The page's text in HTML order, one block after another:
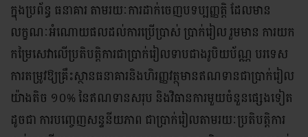
ក្នុងប្រព័ន្ធ ធនាគារ តាមរយៈការដាក់ចេញបទប្បញ្ញត្តិ ដែលមាន
លក្ខណៈអំណោយផលដល់ការប្រើប្រាស់ ប្រាក់រៀល រួមមាន ការយក
កម្រៃសេវាលើប្រតិបត្តិការជាប្រាក់រៀលទាបជាងរូបិយប័ណ្ណ បរទេស
ការតម្រូវឱ្យគ្រឹះស្ថានធនាគារនិងហិរញ្ញវត្ថុមានឥណទានជាប្រាក់រៀល
យ៉ាងតិច ១០% នៃឥណទានសរុប និងវិធានការមួយចំនួនផ្សេងទៀត
ដូចជា ការបញ្ចេញសន្ទនីយភាព ជាប្រាក់រៀលតាមរយៈប្រតិបត្តិការ